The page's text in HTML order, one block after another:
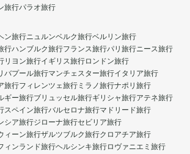
旅行パラオ旅行
ン旅行ニュルンベルク旅行ベルリン旅行
行ハンブルク旅行フランス旅行パリ旅行ニース旅行
リヨン旅行イギリス旅行ロンドン旅行
バプール旅行マンチェスター旅行イタリア旅行
旅行フィレンツェ旅行 ミラノ旅行ナポリ旅行
ギー旅行ブリュッセル旅行ギリシャ旅行アテネ旅行
スペイン旅行バルセロナ旅行マドリード旅行
シア旅行ジローナ旅行セビリア旅行
ィーン旅行ザルツブルク旅行クロアチア旅行
ィンランド旅行ヘルシンキ旅行ロヴァニエミ旅行